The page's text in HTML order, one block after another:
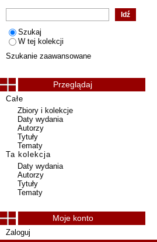
Szukaj
W tej kolekcji
Szukanie zaawansowane
Przeglądaj
Całe
Zbiory i kolekcje
Daty wydania
Autorzy
Tytuły
Tematy
Ta kolekcja
Daty wydania
Autorzy
Tytuły
Tematy
Moje konto
Zaloguj